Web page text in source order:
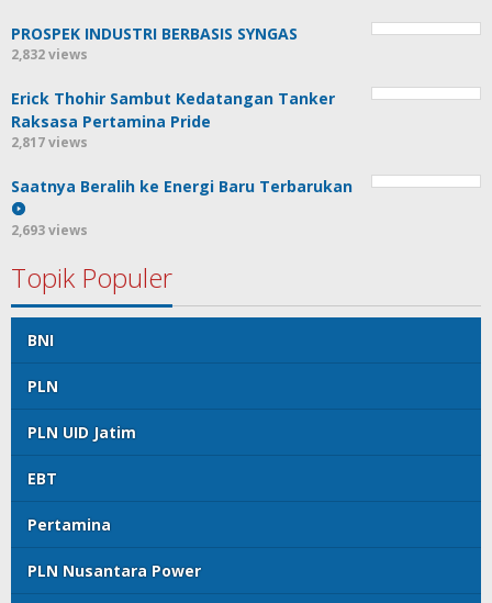
PROSPEK INDUSTRI BERBASIS SYNGAS
2,832 views
Erick Thohir Sambut Kedatangan Tanker
Raksasa Pertamina Pride
2,817 views
Saatnya Beralih ke Energi Baru Terbarukan
2,693 views
Topik Populer
BNI
PLN
PLN UID Jatim
EBT
Pertamina
PLN Nusantara Power